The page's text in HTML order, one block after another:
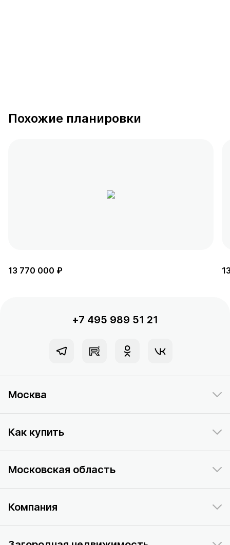
Похожие планировки
13 770 000 ₽
+7 495 989 51 21
Москва
Как купить
Московская область
Компания